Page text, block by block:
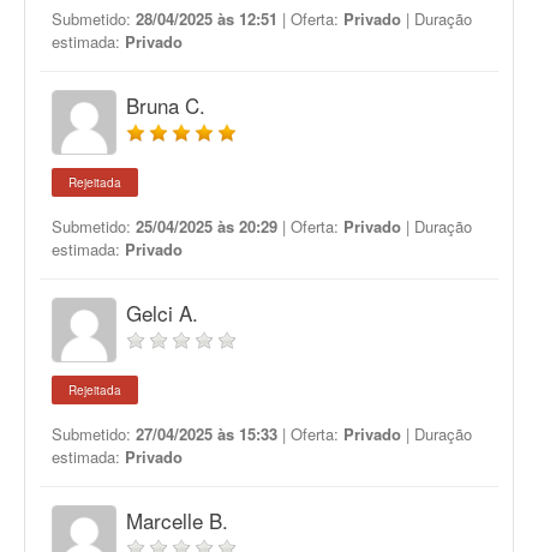
Submetido: 28/04/2025 às 12:51 | Oferta: Privado | Duração
estimada: Privado
Bruna C.
Rejeitada
Submetido: 25/04/2025 às 20:29 | Oferta: Privado | Duração
estimada: Privado
Gelci A.
Rejeitada
Submetido: 27/04/2025 às 15:33 | Oferta: Privado | Duração
estimada: Privado
Marcelle B.